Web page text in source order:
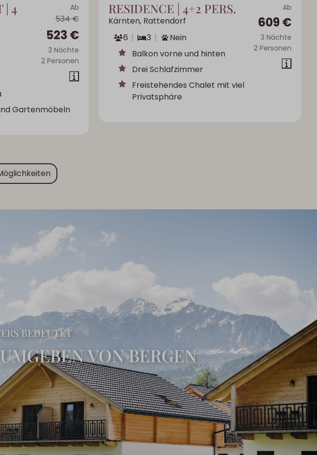
Ab
534 €
523 €
3 Nächte
2 Personen
| 4
Gartenmöbeln
Ab
609 €
3 Nächte
2 Personen
RESIDENCE | 4+2 PERS.
Kärnten, Rattendorf
6
3
Nein
Balkon vorne und hinten
Drei Schlafzimmer
Freistehendes Chalet mit viel
Privatsphäre
BEDEUTET
VON BERGEN